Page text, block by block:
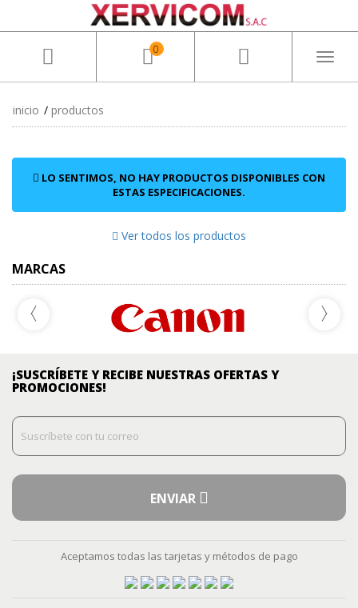
0
inicio productos
LO SENTIMOS, NO HAY PRODUCTOS DISPONIBLES CON
ESTAS ESPECIFICACIONES.
Ver todos los productos
MARCAS
¡SUSCRÍBETE Y RECIBE NUESTRAS OFERTAS Y
PROMOCIONES!
ENVIAR
Aceptamos todas las tarjetas y métodos de pago